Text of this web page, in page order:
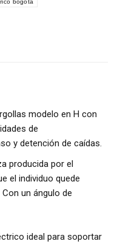
modelo en H con
de
y detención de caídas.
producida por el
el individuo quede
un ángulo de
ideal para soportar